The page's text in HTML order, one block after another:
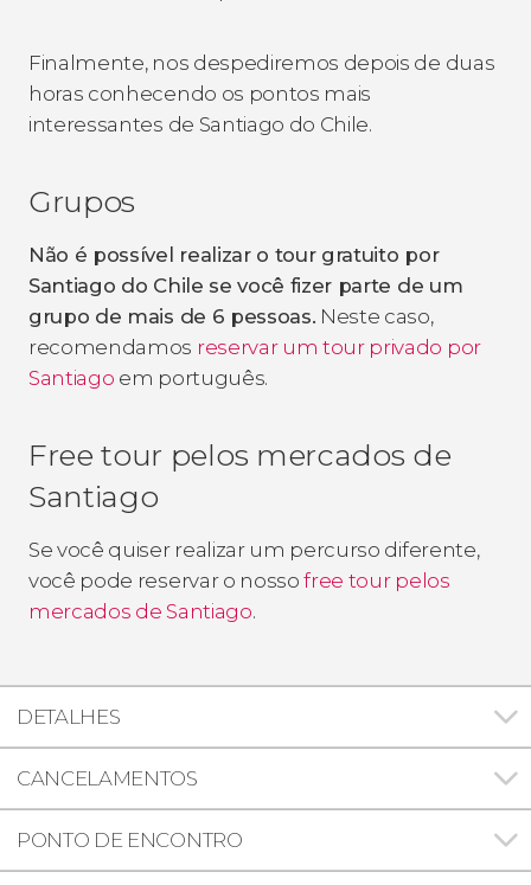
Finalmente, nos despediremos depois de duas
horas conhecendo os pontos mais
interessantes de Santiago do Chile.
Grupos
Não é possível realizar o tour gratuito por
Santiago do Chile se você fizer parte de um
grupo de mais de 6 pessoas. Neste caso,
recomendamos reservar um tour privado por
Santiago em português.
Free tour pelos mercados de
Santiago
Se você quiser realizar um percurso diferente,
você pode reservar o nossofree tour pelos
mercados de Santiago.
DETALHES
CANCELAMENTOS
PONTO DE ENCONTRO